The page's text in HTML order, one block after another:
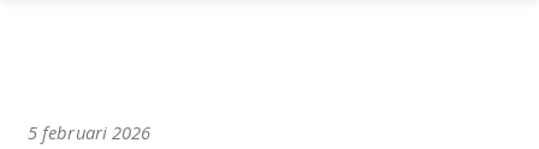
5 februari 2026